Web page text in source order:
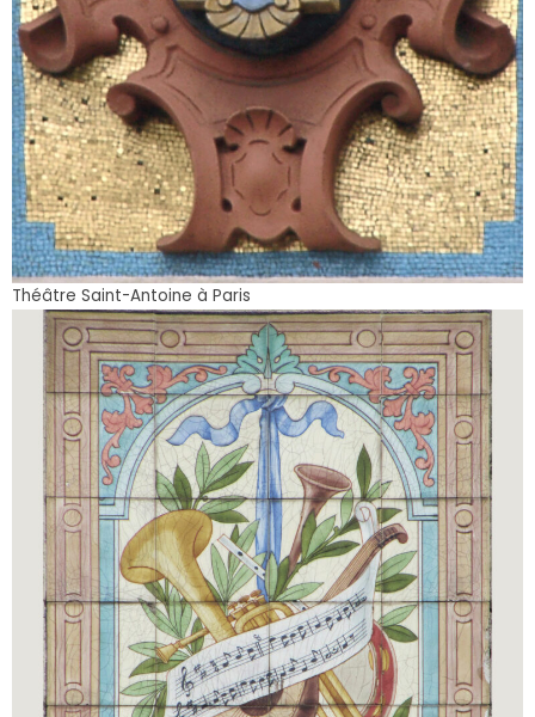
Théâtre Saint-Antoine à Paris